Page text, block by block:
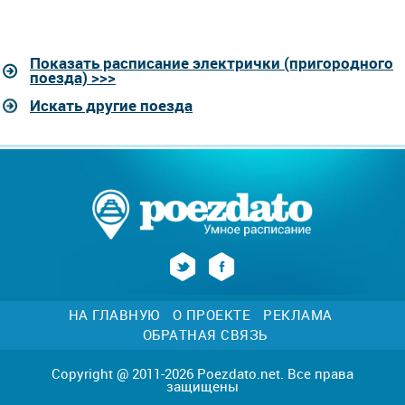
Показать расписание электрички (пригородного
поезда) >>>
Искать другие поезда
НА ГЛАВНУЮ О ПРОЕКТЕ
РЕКЛАМА
ОБРАТНАЯ СВЯЗЬ
Copyright @ 2011-2026 Poezdato.net. Все права
защищены